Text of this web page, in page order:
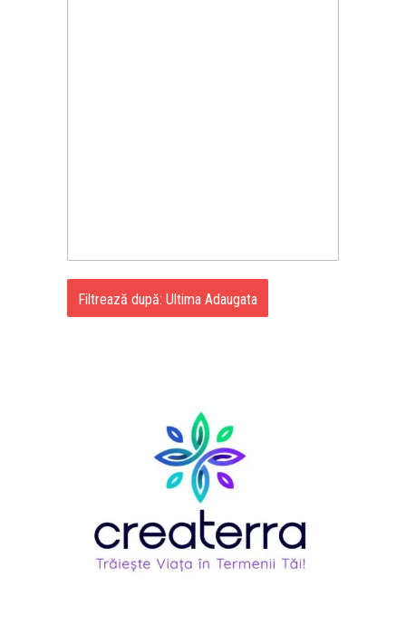
Filtrează după: Ultima Adaugata